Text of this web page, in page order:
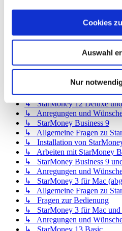
Cookies
Auswahl
Nur
↳ Installation von StarMoney
↳ Bedienung von
↳ Anregungen und
↳ StarMoney 12 Deluxe
↳ Installation von
↳ Bedienung von
↳ StarMoney 12 Deluxe
↳ Anregungen und
↳ StarMoney Business 9
↳ Allgemeine Fragen zu
↳ Installation von
↳ Arbeiten mit StarMoney
↳ StarMoney Business 9
↳ Anregungen und
↳ StarMoney 3 für Mac
↳ Allgemeine Fragen zu
↳ Fragen zur Bedienung
↳ StarMoney 3 für Mac und
↳ Anregungen und